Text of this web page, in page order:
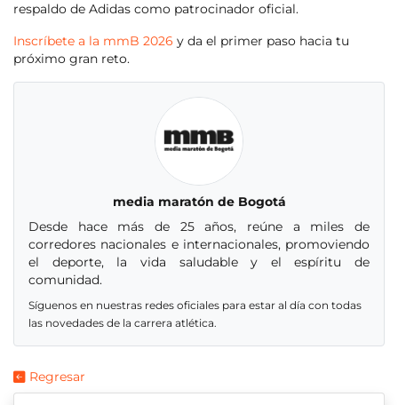
respaldo de Adidas como patrocinador oficial.
Inscríbete a la mmB 2026 y da el primer paso hacia tu
próximo gran reto.
media maratón de Bogotá
Desde hace más de 25 años, reúne a miles de
corredores nacionales e internacionales, promoviendo
el deporte, la vida saludable y el espíritu de
comunidad.
Síguenos en nuestras redes oficiales para estar al día con todas
las novedades de la carrera atlética.
Regresar